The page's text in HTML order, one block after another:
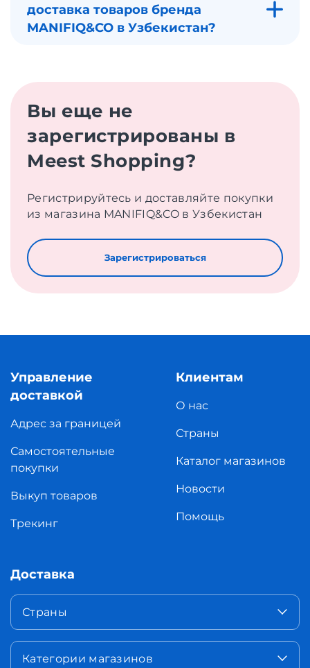
доставка товаров бренда
MANIFIQ&CO в Узбекистан?
Вы еще не
зарегистрированы в
Meest Shopping?
Регистрируйтесь и доставляйте покупки
из магазина MANIFIQ&CO в Узбекистан
Зарегистрироваться
Управление
доставкой
Адрес за границей
Самостоятельные
покупки
Выкуп товаров
Трекинг
Клиентам
О нас
Страны
Каталог магазинов
Новости
Помощь
Доставка
Страны
Категории магазинов